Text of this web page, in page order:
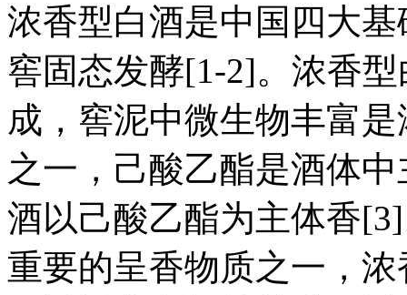
浓香型白酒是中国四大
窖固态发酵[1-2]。浓香
成，窖泥中微生物丰富
之一，己酸乙酯是酒体
酒以己酸乙酯为主体香
重要的呈香物质之一，